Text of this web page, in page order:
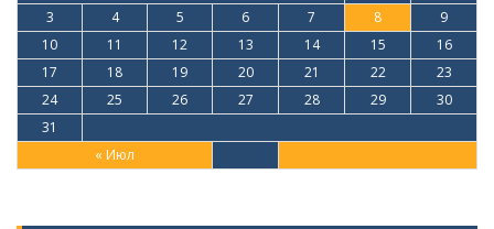
« Июл
3
4 5 6 7 8
9
10
11 12 13 14 15
16
17
18 19 20 21 22
23
24
25 26 27 28 29
30
31